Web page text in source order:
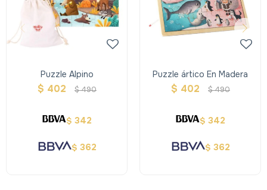
Puzzle Alpino
$ 402 $490
$ 342
$ 362
Puzzle ártico En Madera
$ 402 $490
$ 342
$ 362